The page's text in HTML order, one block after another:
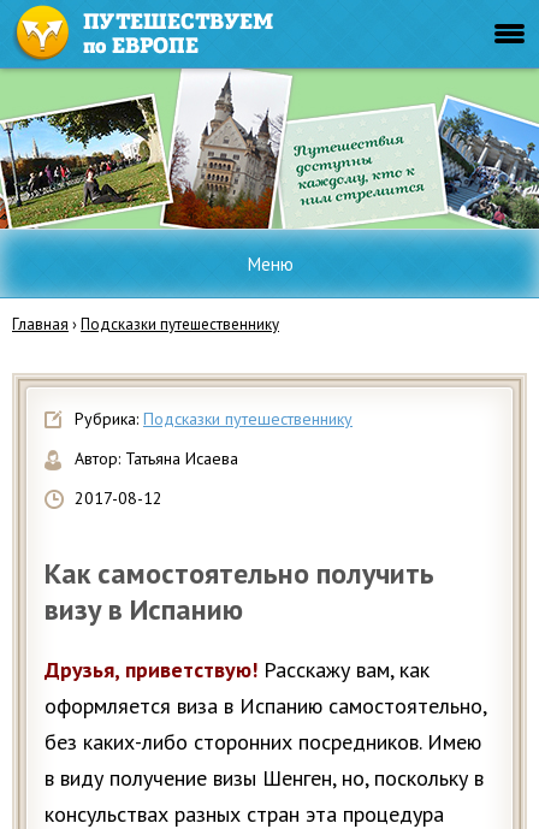
Меню
Главная ›Подсказки путешественнику
Рубрика: Подсказки путешественнику
Автор: Татьяна Исаева
2017-08-12
Как самостоятельно получить
визу в Испанию
Друзья, приветствую! Расскажу вам, как
оформляется виза в Испанию самостоятельно,
без каких-либо сторонних посредников. Имею
в виду получение визы Шенген, но, поскольку в
консульствах разных стран эта процедура